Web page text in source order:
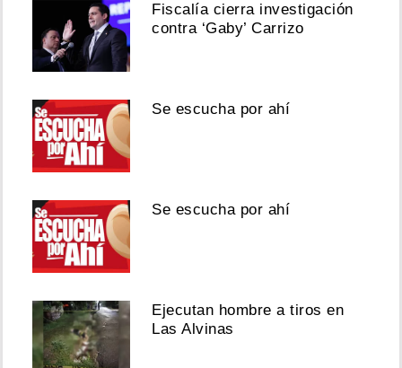
Fiscalía cierra investigación
contra ‘Gaby’ Carrizo
Se escucha por ahí
Se escucha por ahí
Ejecutan hombre a tiros en
Las Alvinas